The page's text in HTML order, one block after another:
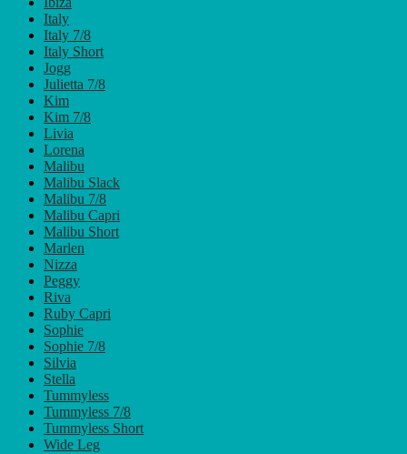
Italy
Italy 7/8
Italy Short
Jogg
Julietta 7/8
Kim
Kim 7/8
Livia
Lorena
Malibu
Malibu Slack
Malibu 7/8
Malibu Capri
Malibu Short
Marlen
Nizza
Peggy
Riva
Ruby Capri
Sophie
Sophie 7/8
Silvia
Stella
Tummyless
Tummyless 7/8
Tummyless Short
Wide Leg